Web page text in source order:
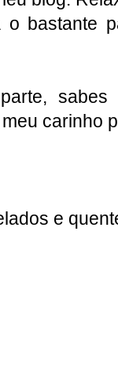
o bastante
carinho
e